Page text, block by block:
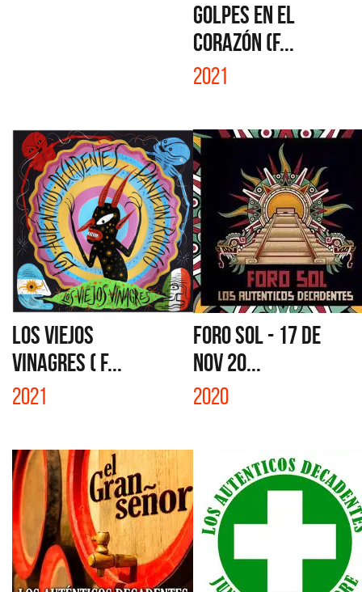
GOLPES EN EL
CORAZÓN (F...
2021
LOS VIEJOS
VINAGRES ( F...
2021
FORO SOL - 17 DE
NOV 20...
2020